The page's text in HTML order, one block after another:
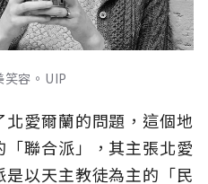
笑容。UIP
北愛爾蘭的問題，這個地
聯合派」，其主張北愛
以天主教徒為主的「民